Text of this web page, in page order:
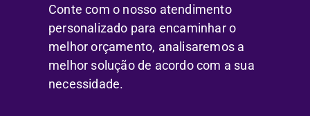
Conte com o nosso atendimento
personalizado para encaminhar o
melhor orçamento, analisaremos a
melhor solução de acordo com a sua
necessidade.